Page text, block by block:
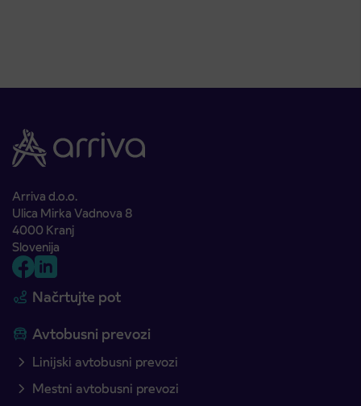
Arriva d.o.o.
Ulica Mirka Vadnova 8
4000 Kranj
Slovenija
Načrtujte pot
Avtobusni prevozi
Linijski avtobusni prevozi
Mestni avtobusni prevozi